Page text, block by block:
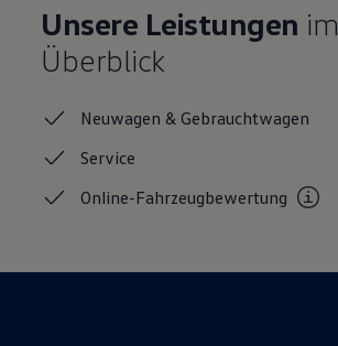
Reparaturen und Checks
Motorenöl und Flüssigkeiten
Räder und Reifen
Volkswagen Teile
Modellspezifisches Zubehör
Transport
Digitale Extras
Unsere Leistungen im
Überblick
Neuwagen &Gebrauchtwagen
Service
Online-Fahrzeugbewertung